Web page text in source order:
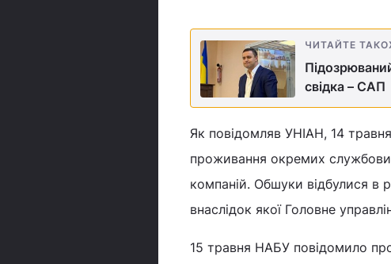
ЧИТАЙТЕ
свідка – САП
Як повідомляв УНІАН, 14
проживання окремих
компаній. Обшуки відбулися в
внаслідок якої Головне
15 травня НАБУ повідомило